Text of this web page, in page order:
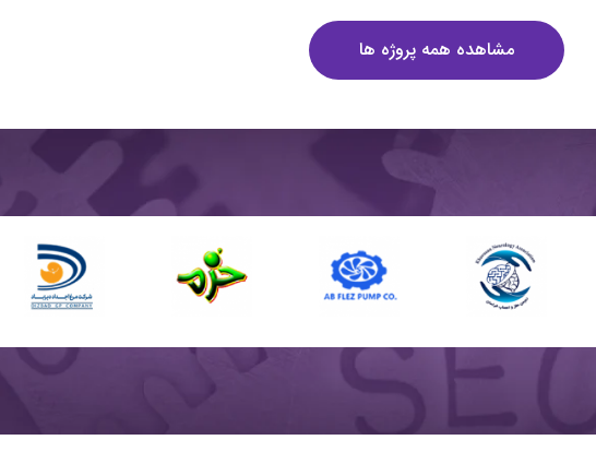
مشاهده همه پروژه ها